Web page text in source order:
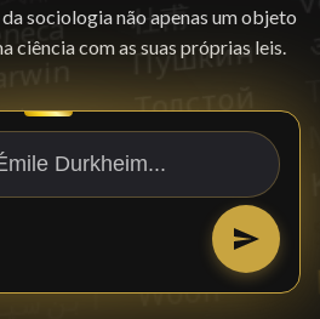
sociologia não apenas um objeto
ciência com as suas próprias leis.